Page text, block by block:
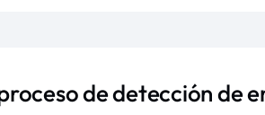
de detección de